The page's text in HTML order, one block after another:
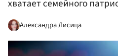
хватает семейного
Александра Лисица